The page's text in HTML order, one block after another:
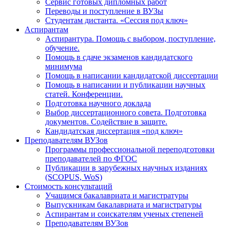
Сервис готовых дипломных работ
Переводы и поступление в ВУЗы
Студентам дистанта. «Сессия под ключ»
Аспирантам
Аспирантура. Помощь с выбором, поступление,
обучение.
Помощь в сдаче экзаменов кандидатского
минимума
Помощь в написании кандидатской диссертации
Помощь в написании и публикации научных
статей. Конференции.
Подготовка научного доклада
Выбор диссертационного совета. Подготовка
документов. Содействие в защите.
Кандидатская диссертация «под ключ»
Преподавателям ВУЗов
Программы профессиональной переподготовки
преподавателей по ФГОС
Публикации в зарубежных научных изданиях
(SCOPUS, WoS)
Стоимость консультаций
Учащимся бакалавриата и магистратуры
Выпускникам бакалавриата и магистратуры
Аспирантам и соискателям ученых степеней
Преподавателям ВУЗов